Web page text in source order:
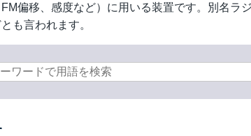
偏移、感度など）に用いる装置です。別名ラ
も言われます。